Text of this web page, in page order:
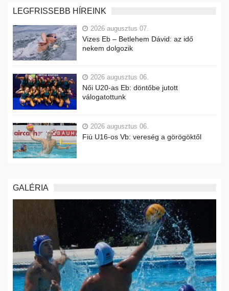
LEGFRISSEBB HÍREINK
2026 augusztus 07.
Vizes Eb – Betlehem Dávid: az idő
nekem dolgozik
2026 augusztus 06.
Női U20-as Eb: döntőbe jutott
válogatottunk
2026 augusztus 06.
Fiú U16-os Vb: vereség a görögöktől
GALÉRIA